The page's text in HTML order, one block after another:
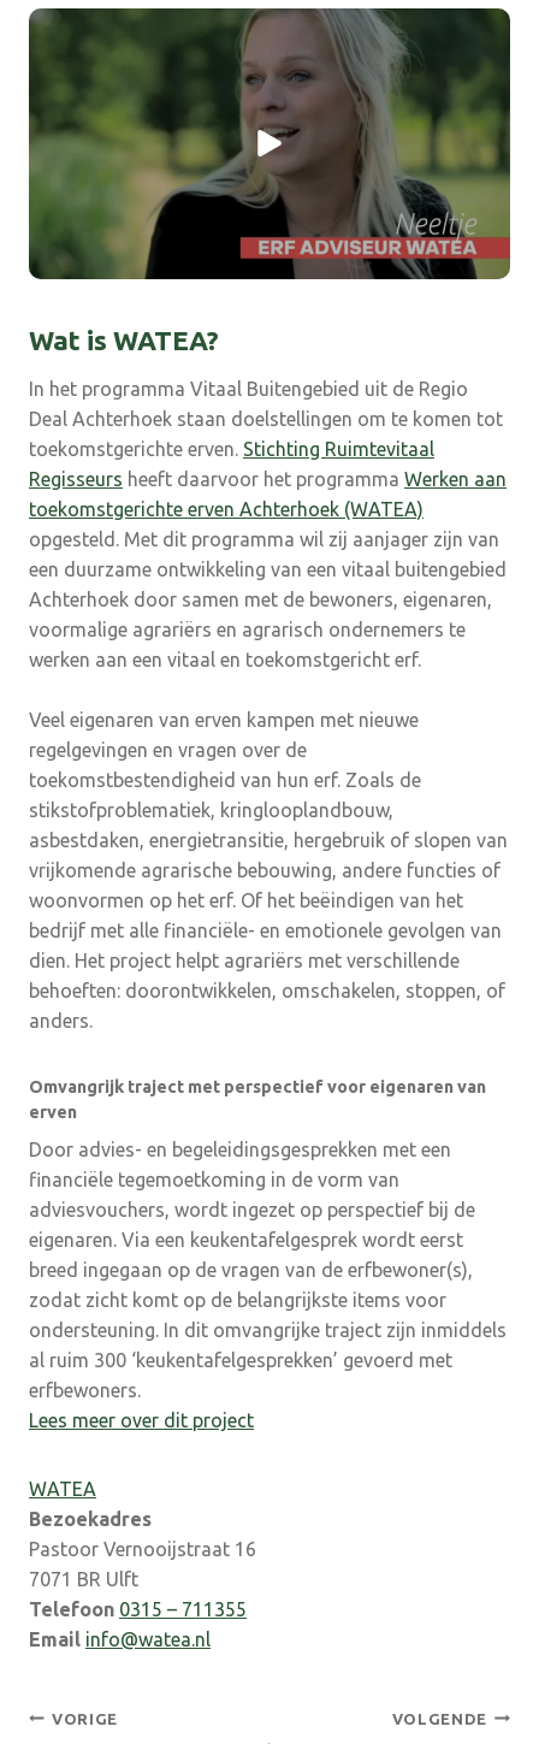
Wat is WATEA?
In het programma Vitaal Buitengebied uit de Regio
Deal Achterhoek staan doelstellingen om te komen tot
toekomstgerichte erven. Stichting Ruimtevitaal
Regisseurs heeft daarvoor het programma Werken aan
toekomstgerichte erven Achterhoek (WATEA)
opgesteld. Met dit programma wil zij aanjager zijn van
een duurzame ontwikkeling van een vitaal buitengebied
Achterhoek door samen met de bewoners, eigenaren,
voormalige agrariërs en agrarisch ondernemers te
werken aan een vitaal en toekomstgericht erf.
Veel eigenaren van erven kampen met nieuwe
regelgevingen en vragen over de
toekomstbestendigheid van hun erf. Zoals de
stikstofproblematiek, kringlooplandbouw,
asbestdaken, energietransitie, hergebruik of slopen van
vrijkomende agrarische bebouwing, andere functies of
woonvormen op het erf. Of het beëindigen van het
bedrijf met alle financiële- en emotionele gevolgen van
dien. Het project helpt agrariërs met verschillende
behoeften: doorontwikkelen, omschakelen, stoppen, of
anders.
Omvangrijk traject met perspectief voor eigenaren van
erven
Door advies- en begeleidingsgesprekken met een
financiële tegemoetkoming in de vorm van
adviesvouchers, wordt ingezet op perspectief bij de
eigenaren. Via een keukentafelgesprek wordt eerst
breed ingegaan op de vragen van de erfbewoner(s),
zodat zicht komt op de belangrijkste items voor
ondersteuning. In dit omvangrijke traject zijn inmiddels
al ruim 300 ‘keukentafelgesprekken’ gevoerd met
erfbewoners.
Lees meer over dit project
WATEA
Bezoekadres
Pastoor Vernooijstraat 16
7071 BR Ulft
Telefoon 0315 – 711355
Email info@watea.nl
Bericht
VORIGE VOLGENDE